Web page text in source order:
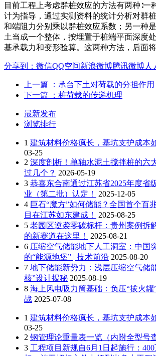
目前工程上考虑群桩效应的方法有两种∶一
计为指导，通过实测资料的统计分析对群
和端阻力分别乘以群桩效应系数；另一种
土当成一个整体，按埋置于桩端平面深度
基承载力和变形验算。这两种方法，后面将
分享到： 微信QQ空间新浪微博腾讯微博人
上一篇
：承台下土对荷载的分担作用
下一篇
：桩荷载的传递机理
最新发布
浏览排行
1 建筑材料价格疯长，基坑支护成本
03-25
2 深度剖析！单轴水泥土搅拌桩的六
过几个？ 2026-05-19
3 恭喜东合南通过江苏省2025年度省
业（第二批）认定！
2025-12-05
4 巨石“魔方”如何储能？全国首个百
目在江苏如东建成！
2025-08-25
5 老园区逆袭零碳标杆：贵州案例拆
的新赛道在这里！
2025-08-21
6 压缩空气储能地下人工洞室：中国
的“能源地堡” | 技术前沿 2025-08-20
7 地下储能新势力：浅层压缩空气储
核”设计揭秘 2025-08-19
8 海上风电吸力筒基础：负压“拔火
战 2025-07-08
1 建筑材料价格疯长，基坑支护成本
03-25
2 钢管理论重量表一览（内附全型号
3 工程项目新规自6月1日起施行：